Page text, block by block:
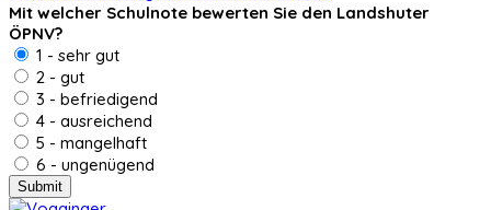
Mit welcher Schulnote bewerten Sie den Landshuter
ÖPNV?
1 - sehr gut
2 - gut
3 - befriedigend
4 - ausreichend
5 - mangelhaft
6 - ungenügend